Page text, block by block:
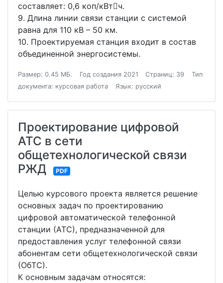
составляет: 0,6 коп/кВтч.
9. Длина линии связи станции с системой
равна для 110 кВ – 50 км.
10. Проектируемая станция входит в состав
объединенной энергосистемы.
Размер: 0.45 МБ. Год создания 2021 Страниц: 39
Тип
документа: курсовая работа
Язык: русский
Проектирование цифровой
АТС в сети
общетехнологической связи
РЖД
PDF
Целью курсового проекта является решение
основных задач по проектированию
цифровой автоматической телефонной
станции (АТС), предназначенной для
предоставления услуг телефонной связи
абонентам сети общетехнологической связи
(ОбТС).
К основным задачам относятся: